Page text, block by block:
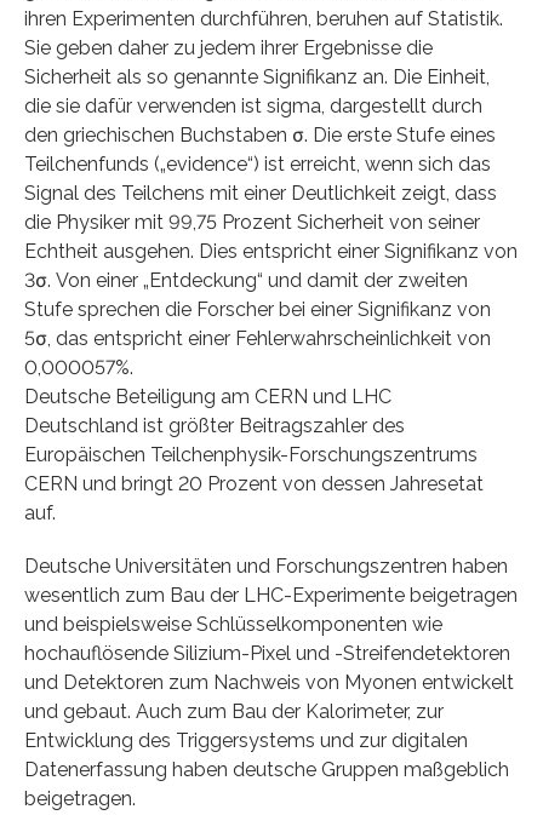
ihren Experimenten durchführen, beruhen auf Statistik.
Sie geben daher zu jedem ihrer Ergebnisse die
Sicherheit als so genannte Signifikanz an. Die Einheit,
die sie dafür verwenden ist sigma, dargestellt durch
den griechischen Buchstaben σ. Die erste Stufe eines
Teilchenfunds („evidence“) ist erreicht, wenn sich das
Signal des Teilchens mit einer Deutlichkeit zeigt, dass
die Physiker mit 99,75 Prozent Sicherheit von seiner
Echtheit ausgehen. Dies entspricht einer Signifikanz von
3σ. Von einer „Entdeckung“ und damit der zweiten
Stufe sprechen die Forscher bei einer Signifikanz von
5σ, das entspricht einer Fehlerwahrscheinlichkeit von
0,000057%.
Deutsche Beteiligung am CERN und LHC
Deutschland ist größter Beitragszahler des
Europäischen Teilchenphysik-Forschungszentrums
CERN und bringt 20 Prozent von dessen Jahresetat
auf.
Deutsche Universitäten und Forschungszentren haben
wesentlich zum Bau der LHC-Experimente beigetragen
und beispielsweise Schlüsselkomponenten wie
hochauflösende Silizium-Pixel und -Streifendetektoren
und Detektoren zum Nachweis von Myonen entwickelt
und gebaut. Auch zum Bau der Kalorimeter, zur
Entwicklung des Triggersystems und zur digitalen
Datenerfassung haben deutsche Gruppen maßgeblich
beigetragen.